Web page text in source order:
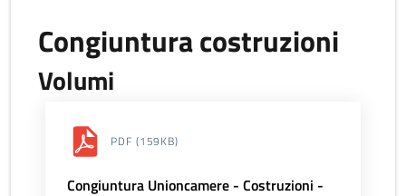
Congiuntura costruzioni
Volumi
PDF (159KB)
Congiuntura Unioncamere - Costruzioni -